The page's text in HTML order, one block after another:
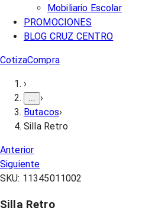
Mobiliario Escolar
PROMOCIONES
BLOG CRUZ CENTRO
CotizaCompra
›
›
Butacos›
Silla Retro
Anterior
Siguiente
SKU: 11345011002
Silla Retro